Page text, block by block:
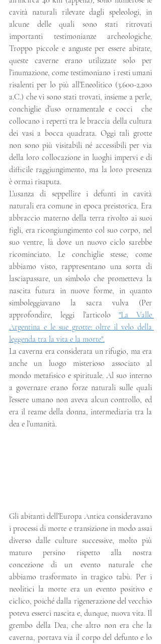
cavità naturali rilevate dagli speleologi, in
alcune delle quali sono stati ritrovati
importanti testimonianze archeologiche.
Troppo piccole e anguste per essere abitate,
queste caverne erano utilizzate solo per
l’inumazione, come testimoniano i resti umani
risalenti per lo più all’Eneolitico (3.600-2.200
a.C.) che vi sono stati trovati, insieme a perle,
conchiglie d’uso ornamentale e cocci  che
collocano i reperti tra le braccia della cultura
dei vasi a bocca quadrata. Oggi tali grotte
non sono più visitabili né accessibili per via
della loro collocazione in luoghi impervi e di
difficile raggiungimento, ma la loro presenza
è ormai risaputa.
L’usanza di seppellire i defunti in cavità
naturali era comune in epoca preistorica. Era
abbraccio materno della terra rivolto ai suoi
figli, era ricongiungimento col suo corpo, nel
suo ventre, là dove un nuovo ciclo sarebbe
ricominciato. Le conchiglie stesse, come
abbiamo visto, rappresentano una sorta di
lasciapassare, un simbolo che prometteva la
nascita futura in nuove forme, in quanto
simboleggiavano la sacra vulva (Per
approfondire, leggi l’articolo "La Valle
Argentina e le sue grotte: oltre il velo della
leggenda tra la vita e la morte".
La caverna era considerata un rifugio, ma era
anche un luogo misterioso associato al
mondo metafisico e spirituale. Al suo interno
a governare erano forze naturali sulle quali
l’essere umano non aveva alcun controllo, ed
era il reame della donna, intermediaria tra la
dea e l’umanità.
Gli abitanti dell’Europa Antica consideravano
i processi di morte e transizione in modo assai
diverso dalle culture successive, molto più
maturo persino rispetto alla nostra
concezione di un evento naturale che
abbiamo trasformato in tragico tabù. Per i
neolitici la morte era un evento positivo e
ciclico, poiché dalla rigenerazione del vecchio
poteva esserci nascita e, dunque, nuova vita. Il
grembo della Dea, che altro non era che la
caverna, portava via il corpo del defunto e lo